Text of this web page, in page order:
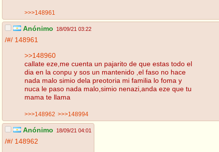
>>>148961
Anónimo 18/09/21 03:22
/#/ 148961
>>148960
callate eze,me cuenta un pajarito de que estas todo el
dia en la conpu y sos un mantenido ,el faso no hace
nada malo simio dela preotoria mi familia lo foma y
nuca le paso nada malo,simio nenazi,anda eze que tu
mama te llama
>>>148962 >>>148994
Anónimo 18/09/21 04:01
/#/ 148962